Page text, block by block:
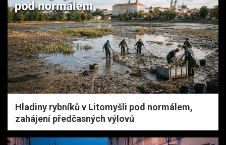
Hladiny rybníků v Litomyšli pod normálem,
zahájení předčasných výlovů